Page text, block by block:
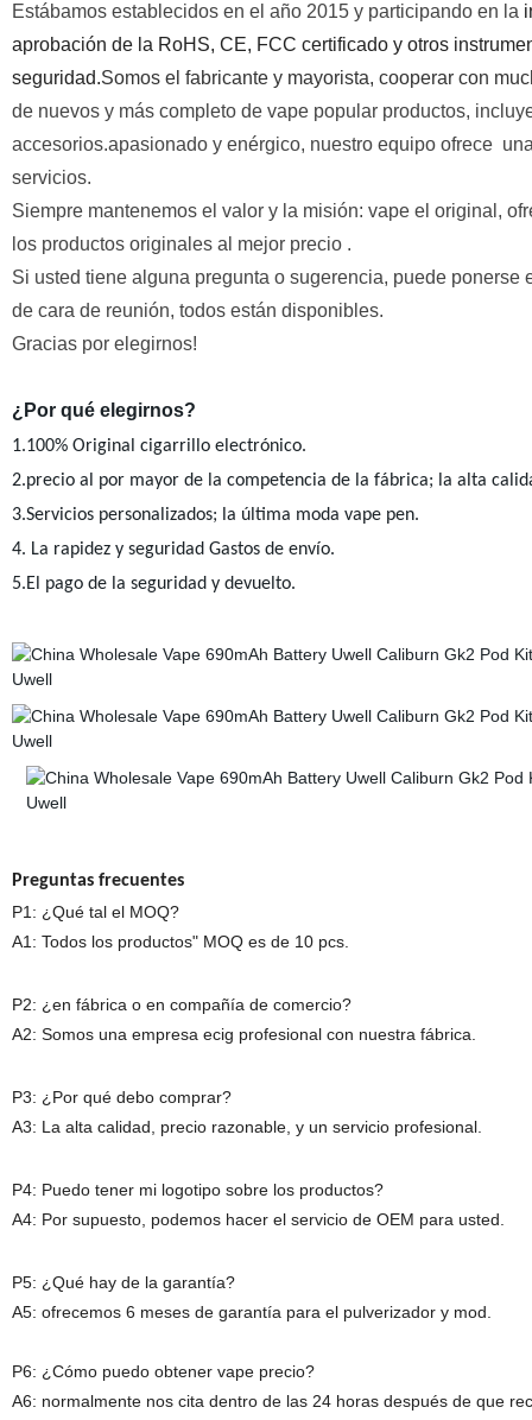
Estábamos establecidos en el año 2015 y participando en la
aprobación de la RoHS, CE, FCC certificado y otros
seguridad.Somos el fabricante y mayorista, cooperar con
de nuevos y más completo de vape popular productos,
accesorios.apasionado y enérgico, nuestro equipo ofrece
servicios.
Siempre mantenemos el valor y la misión: vape el original,
los productos originales al mejor precio .
Si usted tiene alguna pregunta o sugerencia, puede
de cara de reunión, todos están disponibles.
Gracias por elegirnos!
¿Por qué elegirnos?
1.100% Original cigarrillo electrónico.
2.precio al por mayor de la competencia de la fábrica; la alta
3.Servicios personalizados; la última moda vape pen.
4. La rapidez y seguridad Gastos de envío.
5.El pago de la seguridad y devuelto.
Preguntas frecuentes
P1: ¿Qué tal el MOQ?
A1: Todos los productos" MOQ es de 10 pcs.
P2: ¿en fábrica o en compañía de comercio?
A2: Somos una empresa ecig profesional con nuestra fábrica.
P3: ¿Por qué debo comprar?
A3: La alta calidad, precio razonable, y un servicio profesional.
P4: Puedo tener mi logotipo sobre los productos?
A4: Por supuesto, podemos hacer el servicio de OEM para usted.
P5: ¿Qué hay de la garantía?
A5: ofrecemos 6 meses de garantía para el pulverizador y mod.
P6: ¿Cómo puedo obtener vape precio?
A6: normalmente nos cita dentro de las 24 horas después de que